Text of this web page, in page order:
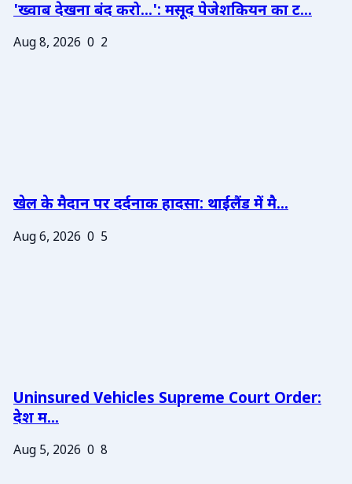
'ख्वाब देखना बंद करो...': मसूद पेजेशकियन का ट...
Aug 8, 2026 0 2
खेल के मैदान पर दर्दनाक हादसा: थाईलैंड में मै...
Aug 6, 2026 0 5
Uninsured Vehicles Supreme Court Order:
देश म...
Aug 5, 2026 0 8